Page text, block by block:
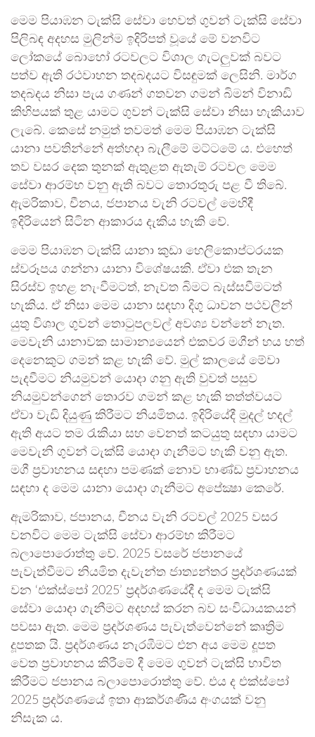
මෙම පියාඹන ටැක්සි සේවා හෙවත් ගුවන් ටැක්සි සේවා
පිලිබඳ අදහස මුලින්ම ඉදිරිපත් වූයේ මේ වනවිට
ලෝකයේ බොහෝ රටවලට විශාල ගැටලුවක් බවට
පත්ව ඇති රථවාහන තදබදයට විසඳුමක් ලෙසිනි. මාර්ග
තදබදය නිසා පැය ගණන් ගතවන ගමන් බිමන් විනාඩි
කිහිපයක් තුළ යාමට ගුවන් ටැක්සි සේවා නිසා හැකියාව
ලැබේ. කෙසේ නමුත් තවමත් මෙම පියාඹන ටැක්සි
යානා පවතින්නේ අත්හදා බැලීමේ මට්ටමේ ය. එහෙත්
තව වසර දෙක තුනක් ඇතුළත ඇතැම් රටවල මෙම
සේවා ආරම්භ වනු ඇති බවට තොරතුරු පළ වී තිබේ.
ඇමරිකාව, චීනය, ජපානය වැනි රටවල් මෙහිදී
ඉදිරියෙන් සිටින ආකාරය දැකිය හැකි වේ.
මෙම පියාඹන ටැක්සි යානා කුඩා හෙලිකොප්ටරයක
ස්වරූපය ගන්නා යානා විශේෂයකි. ඒවා එක තැන
සිරස්ව ඉහළ නැංවීමටත්, නැවත බිමට බැස්සවීමටත්
හැකිය. ඒ නිසා මෙම යානා සඳහා දිගු ධාවන පථවලින්
යුතු විශාල ගුවන් තොටුපලවල් අවශ්‍ය වන්නේ නැත.
මෙවැනි යානාවක සාමාන්‍යයෙන් එකවර මගීන් හය හත්
දෙනෙකුට ගමන් කළ හැකි වේ. මුල් කාලයේ මේවා
පැදවීමට නියමුවන් යොදා ගනු ඇති වුවත් පසුව
නියමුවන්ගෙන් තොරව ගමන් කළ හැකි තත්ත්වයට
ඒවා වැඩි දියුණු කිරීමට නියමිතය. ඉදිරියේදී මුදල් හදල්
ඇති අයට තම රැකියා සහ වෙනත් කටයුතු සඳහා යාමට
මෙවැනි ගුවන් ටැක්සි යොදා ගැනීමට හැකි වනු ඇත.
මගී ප්‍රවාහනය සඳහා පමණක් නොව භාණ්ඩ ප්‍රවාහනය
සඳහා ද මෙම යානා යොදා ගැනීමට අපේක්‍ෂා කෙරේ.
ඇමරිකාව, ජපානය, චීනය වැනි රටවල් 2025 වසර
වනවිට මෙම ටැක්සි සේවා ආරම්භ කිරීමට
බලාපොරොත්තු වේ. 2025 වසරේ ජපානයේ
පැවැත්වීමට නියමිත දැවැන්ත ජාත්‍යන්තර ප්‍රදර්ශණයක්
වන ‘එක්ස්පෝ 2025’ ප්‍රදර්ශණයේදී ද මෙම ටැක්සි
සේවා යොදා ගැනීමට අදහස් කරන බව සංවිධායකයන්
පවසා ඇත. මෙම ප්‍රදර්ශණය පැවැත්වෙන්නේ කෘත්‍රිම
දූපතක යි. ප්‍රදර්ශණය නැරඹීමට එන අය මෙම දූපත
වෙත ප්‍රවාහනය කිරීමේ දී මෙම ගුවන් ටැක්සි භාවිත
කිරීමට ජපානය බලාපොරොත්තු වේ. එය ද එක්ස්පෝ
2025 ප්‍රදර්ශණයේ ඉතා ආකර්ශණීය අංගයක් වනු
නිසැක ය.